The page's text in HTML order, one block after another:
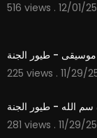
516 views . 12/01/25
- طيور الجنة
225 views . 11/29/
سم الله - طيور الجنة
281 views . 11/29/25